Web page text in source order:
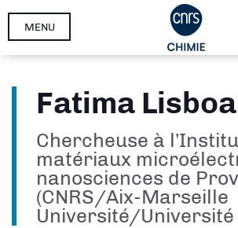
Aller
MENU
Fatima
Chercheuse à
matériaux
nanosciences de
(CNRS/Aix-Marseille
Université/Université